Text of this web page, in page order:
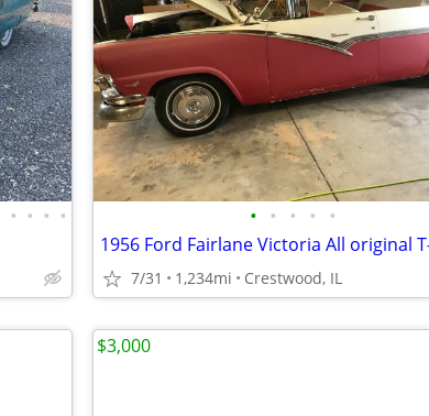
• • • • • • • • •
7/31 1,234mi Crestwood, IL
$3,000